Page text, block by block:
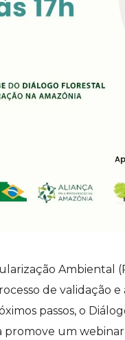
de validação e
passos, o
promove um